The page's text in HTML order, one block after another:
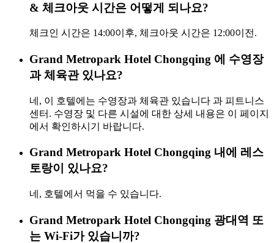
& 체크아웃 시간은 어떻게 되나요?
체크인 시간은 14:00이후, 체크아웃 시간은 12:00이전.
Grand Metropark Hotel Chongqing 에 수영장
과 체육관 있나요?
네, 이 호텔에는 수영장과 체육관 있습니다 과 피트니스
센터. 수영장 및 다른 시설에 대한 상세 내용은 이 페이지
에서 확인하시기 바랍니다.
Grand Metropark Hotel Chongqing 내에 레스
토랑이 있나요?
네, 호텔에서 먹을 수 있습니다.
Grand Metropark Hotel Chongqing 광대역 또
는 Wi-Fi가 있습니까?